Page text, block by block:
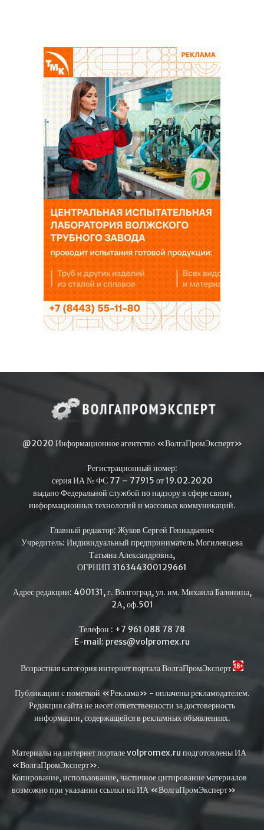
@2020 Информационное агентство «ВолгаПромЭксперт»
Регистрационный номер:
серия ИА № ФС 77 – 77915 от 19.02.2020
выдано Федеральной службой по надзору в сфере связи,
информационных технологий и массовых коммуникаций.
Главный редактор: Жуков Сергей Геннадьевич
Учредитель: Индивидуальный предприниматель Могилевцева
Татьяна Александровна,
ОГРНИП 316344300129661
Адрес редакции: 400131, г. Волгоград, ул. им. Михаила Балонина,
2А, оф.501
Телефон : +7 961 088 78 78
E-mail: press@volpromex.ru
Возрастная категория интернет портала ВолгаПромЭксперт
Публикации с пометкой «Реклама» - оплачены рекламодателем.
Редакция сайта не несет ответственности за достоверность
информации, содержащейся в рекламных объявлениях.
Материалы на интернет портале volpromex.ru подготовлены ИА
«ВолгаПромЭксперт».
Копирование, использование, частичное цитирование материалов
возможно при указании ссылки на ИА «ВолгаПромЭксперт»